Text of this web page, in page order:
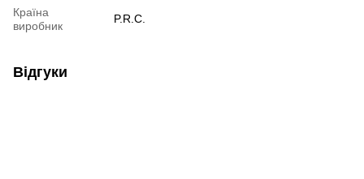
Країна
виробник
P.R.C.
Відгуки